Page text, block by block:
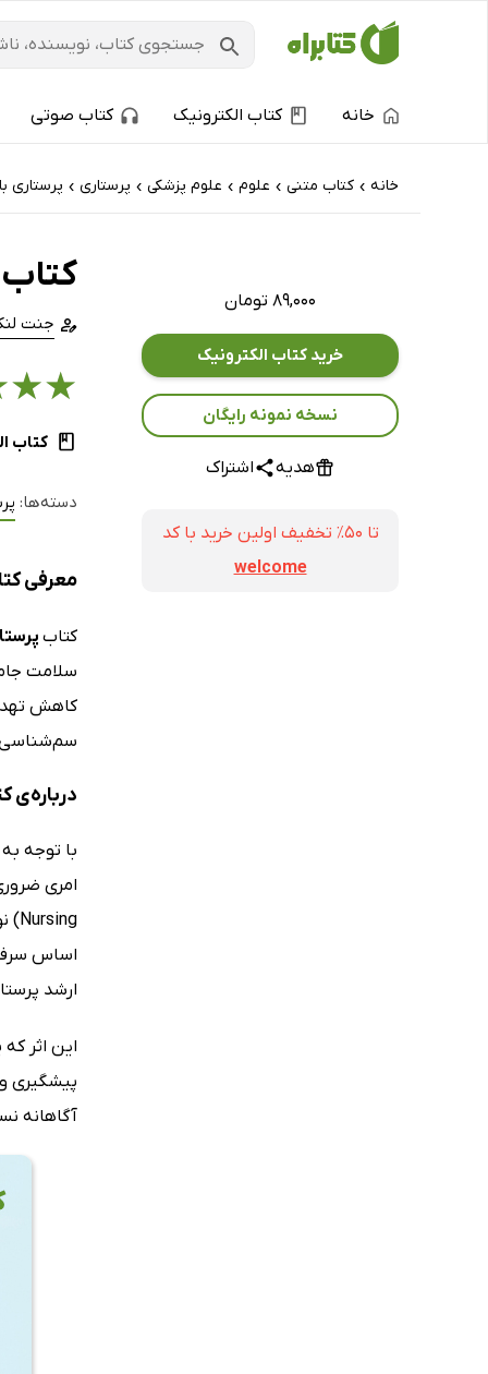
خانه کتاب الکترونیک کتاب صوتی
خانه › کتاب‌ متنی › علوم › علوم پزشکی › پرستاری › پرستاری
۸۹,۰۰۰ تومان
خرید کتاب الکترونیک
نسخه نمونه رایگان
هدیه اشتراک
تا ۵۰٪ تخفیف اولین خرید با کد
welcome
جنت
★
★
کتاب
دسته‌ها:
معرفی
کتاب
سلامت
کاهش
سم‌شناسی
درباره‌ی
با توجه
اساس
ارشد
پیشگیری
آگاهانه